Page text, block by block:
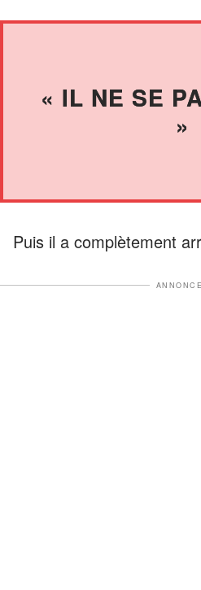
« IL NE SE
»
Puis il a complètement